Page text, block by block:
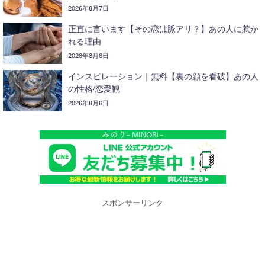
2026年8月7日
正直に言います【その恋は脈アリ？】あの人に惹か
れる理由
2026年8月6日
インスピレーション｜無料【裏の顔を看破】あの人
の性格/恋愛観
2026年8月6日
スポンサーリンク